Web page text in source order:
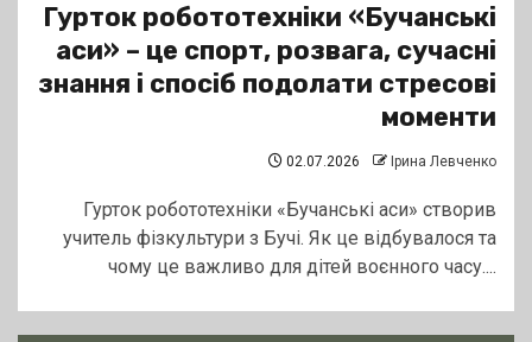
Гурток робототехніки «Бучанські
аси» – це спорт, розвага, сучасні
знання і спосіб подолати стресові
моменти
02.07.2026 Ірина Левченко
Гурток робототехніки «Бучанські аси» створив
учитель фізкультури з Бучі. Як це відбувалося та
чому це важливо для дітей воєнного часу....